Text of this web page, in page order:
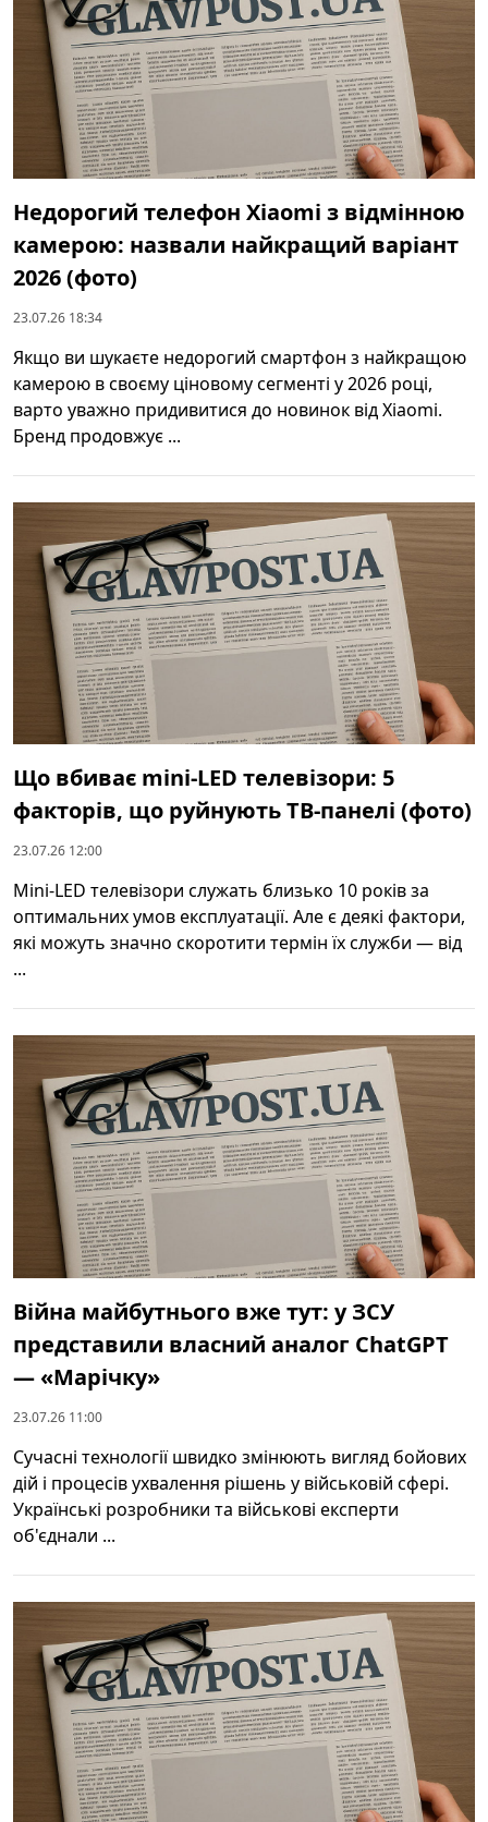
Недорогий телефон Xiaomi з відмінною
камерою: назвали найкращий варіант
2026 (фото)
23.07.26 18:34
Якщо ви шукаєте недорогий смартфон з найкращою
камерою в своєму ціновому сегменті у 2026 році,
варто уважно придивитися до новинок від Xiaomi.
Бренд продовжує ...
Що вбиває mini‑LED телевізори: 5
факторів, що руйнують ТВ‑панелі (фото)
23.07.26 12:00
Mini‑LED телевізори служать близько 10 років за
оптимальних умов експлуатації. Але є деякі фактори,
які можуть значно скоротити термін їх служби — від
...
Війна майбутнього вже тут: у ЗСУ
представили власний аналог ChatGPT
— «Марічку»
23.07.26 11:00
Сучасні технології швидко змінюють вигляд бойових
дій і процесів ухвалення рішень у військовій сфері.
Українські розробники та військові експерти
об'єднали ...